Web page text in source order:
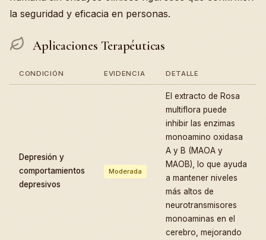
la seguridad y eficacia en personas.
Aplicaciones Terapéuticas
CONDICIÓN EVIDENCIA DETALLE
Depresión y
comportamientos
depresivos
Moderada
El extracto de Rosa
multiflora puede
inhibir las enzimas
monoamino oxidasa
A y B (MAOA y
MAOB), lo que ayuda
a mantener niveles
más altos de
neurotransmisores
monoaminas en el
cerebro, mejorando